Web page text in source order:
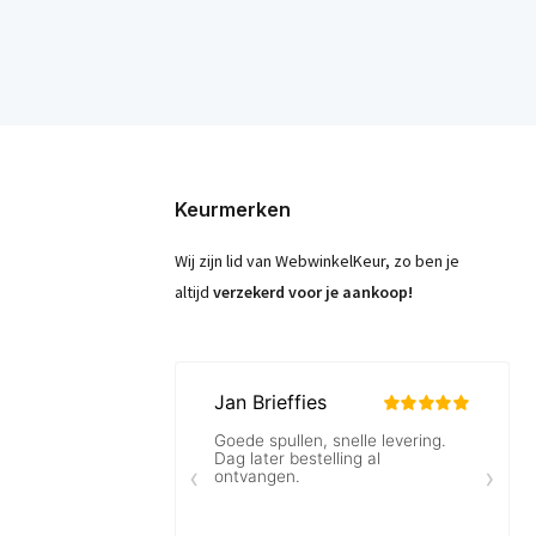
Keurmerken
Wij zijn lid van WebwinkelKeur, zo ben je
altijd verzekerd voor je aankoop!